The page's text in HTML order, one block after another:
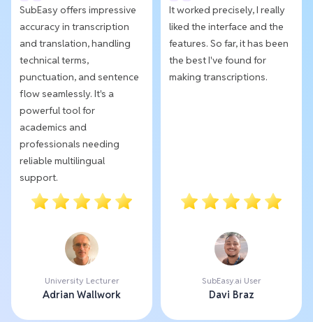
SubEasy offers impressive
accuracy in transcription
and translation, handling
technical terms,
punctuation, and sentence
flow seamlessly. It's a
powerful tool for
academics and
professionals needing
reliable multilingual
support.
University Lecturer
Adrian Wallwork
It worked precisely, I really
liked the interface and the
features. So far, it has been
the best I've found for
making transcriptions.
SubEasy.ai User
Davi Braz